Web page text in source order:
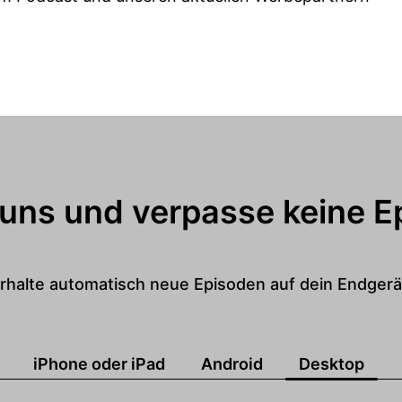
und verpasse keine
automatisch neue Episoden auf dein
iPhone oder iPad Android Desktop